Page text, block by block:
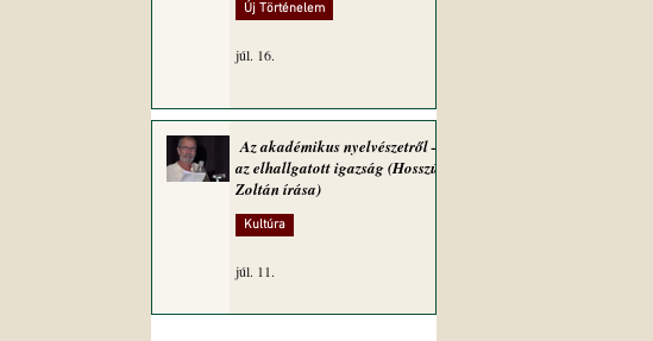
Új Történelem
júl. 16.
Az akadémikus nyelvészetről –
az elhallgatott igazság (Hosszú
Zoltán írása)
Kultúra
júl. 11.